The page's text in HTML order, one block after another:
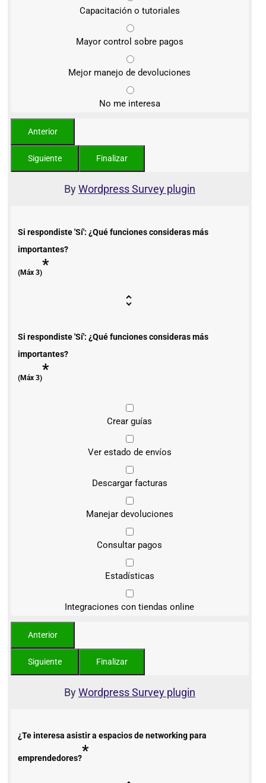
Capacitación o tutoriales
Mayor control sobre pagos
Mejor manejo de devoluciones
No me interesa
ByWordpress Survey plugin
Si respondiste 'Sí': ¿Qué funciones consideras más
importantes?
(Máx 3)*
Si respondiste 'Sí': ¿Qué funciones consideras más
importantes?
(Máx 3)*
Crear guías
Ver estado de envíos
Descargar facturas
Manejar devoluciones
Consultar pagos
Estadísticas
Integraciones con tiendas online
ByWordpress Survey plugin
¿Te interesa asistir a espacios de networking para
emprendedores?*